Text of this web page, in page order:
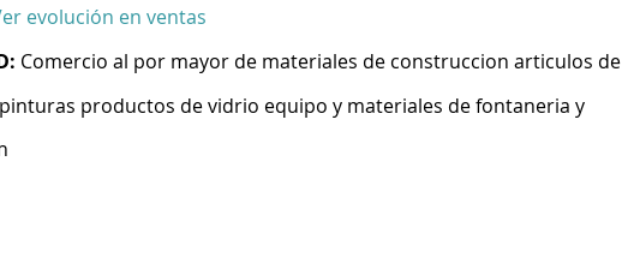
evolución en ventas
Comercio al por mayor de materiales de construccion articulos de
productos de vidrio equipo y materiales de fontaneria y